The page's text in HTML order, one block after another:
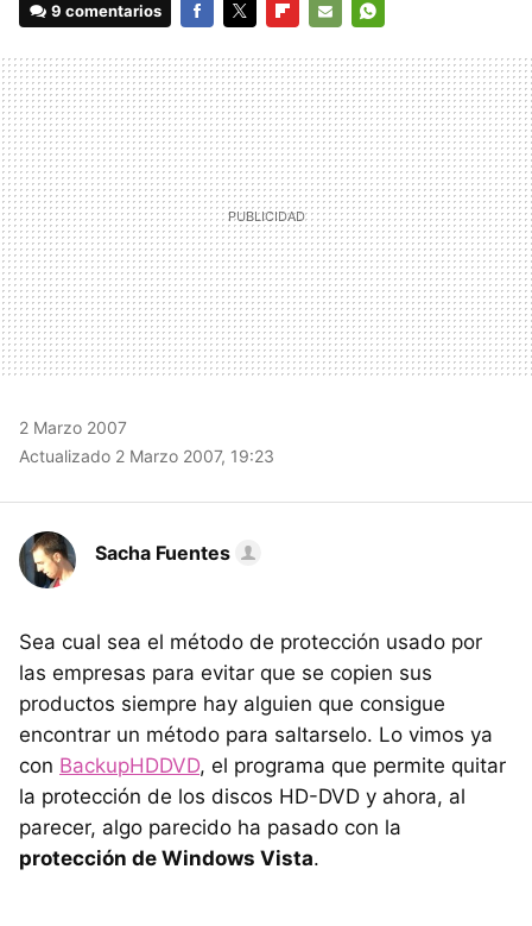
9 comentarios
MAIL
2 Marzo 2007
Actualizado 2 Marzo 2007, 19:23
Sacha Fuentes
Sea cual sea el método de protección usado por
las empresas para evitar que se copien sus
productos siempre hay alguien que consigue
encontrar un método para saltarselo. Lo vimos ya
con BackupHDDVD, el programa que permite quitar
la protección de los discos HD-DVD y ahora, al
parecer, algo parecido ha pasado con la
protección de Windows Vista.